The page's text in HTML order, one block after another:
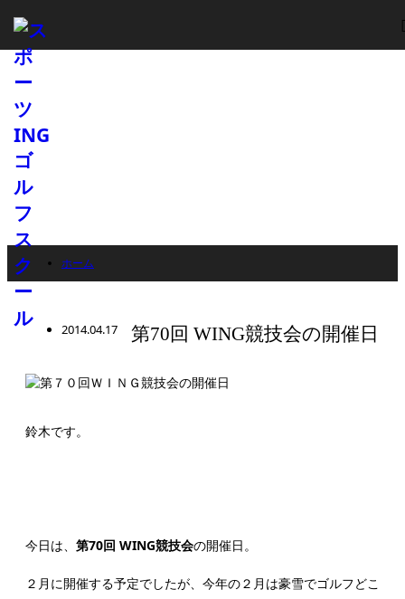
スタッフブログ
ホーム
ゴルフコース
2014.04.17 第70回 WING競技会の開催日
鈴木です。
今日は、 第70回 WING競技会の開催日。
２月に開催する予定でしたが、今年の２月は豪雪でゴルフどこ